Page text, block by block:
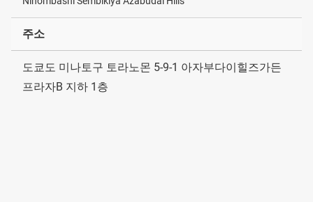
주소
도쿄도 미나토구 토라노몬 5-9-1 아자부다이힐즈가든
프라자B 지하 1층